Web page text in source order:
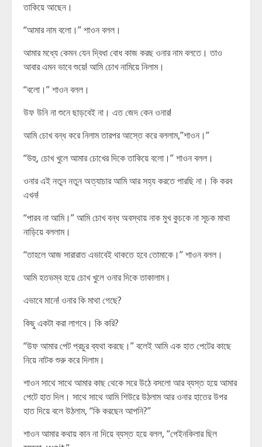
তাকিয়ে আছেন।
“আমার নাম বলো।” শাওন বলল।
আমার মধ্যে কেমন যেন দ্বিধা বোধ কাজ করছ ওনার নাম বলতে। তাও
আবার এমন ভাবে শুয়ে! আমি চোখ নামিয়ে নিলাম।
“বলো।” শাওন বলল।
উফ উনি না শুনে ছাড়বেই না। এত জেদ কেন ওনার!
আমি চোখ বন্ধ করে নিলাম তারপর আস্তে করে বললাম,”শাওন।”
“উহু, চোখ খুলে আমার চোখের দিকে তাকিয়ে বলো।” শাওন বলল।
ওনার এই নতুন নতুন অত্যাচার আমি আর সহ্য করতে পারছি না। কি করব
এখন!
“পারব না আমি।” আমি চোখ বন্ধ অবস্থায় নাক মুখ কুচকে না সূচক মাথা
নাড়িয়ে বললাম।
“তাহলে আজ সারারাত এভাবেই থাকতে হবে তোমাকে।” শাওন বলল।
আমি হতভম্ব হয়ে চোখ খুলে ওনার দিকে তাকালাম।
এভাবে মানে! ওনার কি মাথা গেছে?
কিছু একটা করা লাগবে। কি করি?
“উফ আমার পেট প্রচুর ব্যথা করছে।” বলেই আমি এক হাত পেটের কাছে
নিয়ে নাটক শুরু করে দিলাম।
শাওন সাথে সাথে আমার কাছ থেকে সরে উঠে বসলো আর ব্যস্ত হয়ে আমার
পেটে হাত দিল। সাথে সাথে আমি শিউরে উঠলাম আর ওনার হাতের উপর
হাত দিয়ে বলে উঠলাম, “কি করছেন আপনি?”
শাওন আমার কথায় কান না দিয়ে ব্যস্ত হয়ে বলল, “পেইনকিলার ছিল